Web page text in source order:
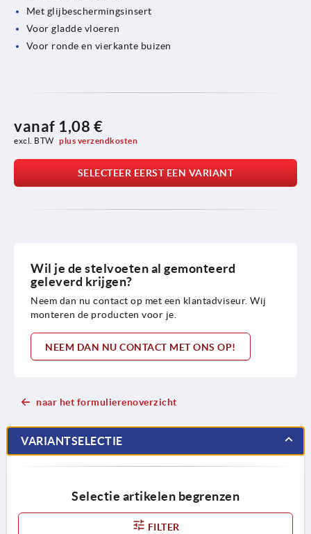
Met glijbeschermingsinsert
Voor gladde vloeren
Voor ronde en vierkante buizen
vanaf 1,08 €
excl. BTW plus verzendkosten
SELECTEER EERST EEN VARIANT
Wil je de stelvoeten al gemonteerd
geleverd krijgen?
Neem dan nu contact op met een klantadviseur. Wij
monteren de producten voor je.
NEEM DAN NU CONTACT MET ONS OP!
naar het formulierenoverzicht
VARIANTSELECTIE
Selectie artikelen begrenzen
FILTER